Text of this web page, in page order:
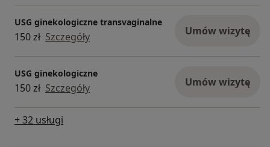
USG ginekologiczne transvaginalne
150 zł Szczegóły Umów wizytę
USG ginekologiczne
150 zł Szczegóły Umów wizytę
+ 32 usługi